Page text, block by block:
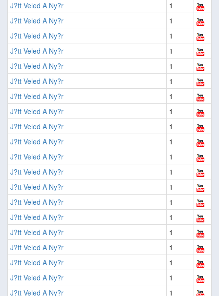
J?tt Veled A Ny?r
1
J?tt Veled A Ny?r
1
J?tt Veled A Ny?r
1
J?tt Veled A Ny?r
1
J?tt Veled A Ny?r
1
J?tt Veled A Ny?r
1
J?tt Veled A Ny?r
1
J?tt Veled A Ny?r
1
J?tt Veled A Ny?r
1
J?tt Veled A Ny?r
1
J?tt Veled A Ny?r
1
J?tt Veled A Ny?r
1
J?tt Veled A Ny?r
1
J?tt Veled A Ny?r
1
J?tt Veled A Ny?r
1
J?tt Veled A Ny?r
1
J?tt Veled A Ny?r
1
J?tt Veled A Ny?r
1
J?tt Veled A Ny?r
1
J?tt Veled A Ny?r
1